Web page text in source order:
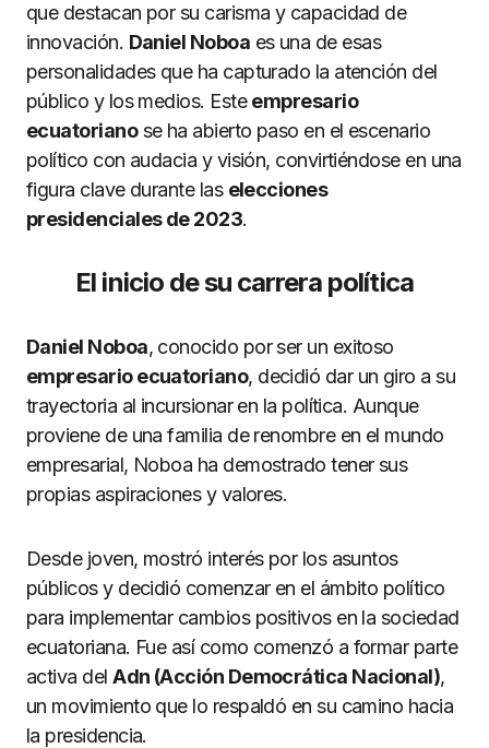
que destacan por su carisma y capacidad de
innovación. Daniel Noboa es una de esas
personalidades que ha capturado la atención del
público y los medios. Esteempresario
ecuatorianose ha abierto paso en el escenario
político con audacia y visión, convirtiéndose en una
figura clave durante las elecciones
presidenciales de 2023.
El inicio de su carrera política
Daniel Noboa, conocido por ser un exitoso
empresario ecuatoriano, decidió dar un giro a su
trayectoria al incursionar en la política. Aunque
proviene de una familia de renombre en el mundo
empresarial, Noboa ha demostrado tener sus
propias aspiraciones y valores.
Desde joven, mostró interés por los asuntos
públicos y decidió comenzar en el ámbito político
para implementar cambios positivos en la sociedad
ecuatoriana. Fue así como comenzó a formar parte
activa delAdn (Acción Democrática Nacional),
un movimiento que lo respaldó en su camino hacia
la presidencia.